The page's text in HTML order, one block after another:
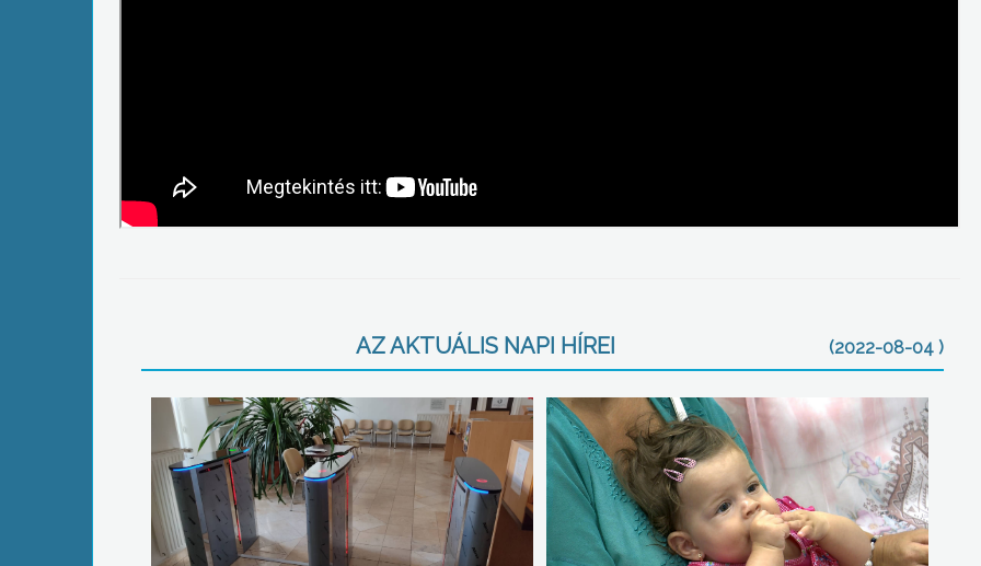
AZ AKTUÁLIS NAPI HÍREI (2022-08-04 )